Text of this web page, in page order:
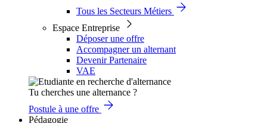
Tous les Secteurs Métiers
Espace Entreprise
Déposer une offre
Accompagner un alternant
Devenir Partenaire
VAE
Tu cherches une alternance ?
Postule à une offre
Pédagogie